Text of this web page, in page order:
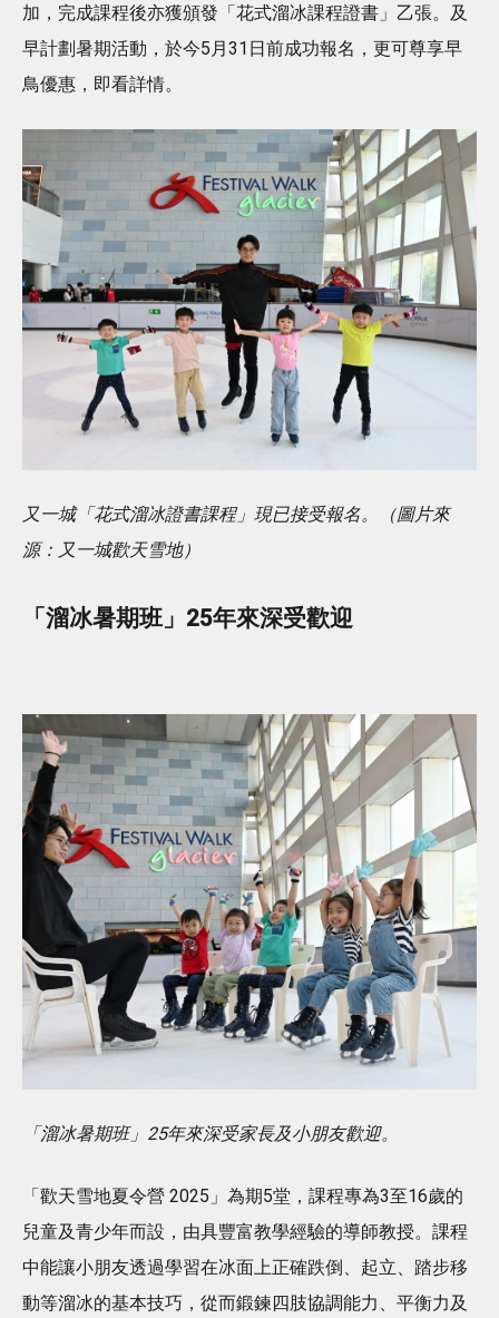
加，完成課程後亦獲頒發「花式溜冰課程證書」乙張。及
早計劃暑期活動，於今5月31日前成功報名，更可尊享早
鳥優惠，即看詳情。
又一城「花式溜冰證書課程」現已接受報名。（圖片來
源：又一城歡天雪地）
「溜冰暑期班」25年來深受歡迎
「溜冰暑期班」25年來深受家長及小朋友歡迎。
「歡天雪地夏令營 2025」為期5堂，課程專為3至16歲的
兒童及青少年而設，由具豐富教學經驗的導師教授。課程
中能讓小朋友透過學習在冰面上正確跌倒、起立、踏步移
動等溜冰的基本技巧，從而鍛鍊四肢協調能力、平衡力及